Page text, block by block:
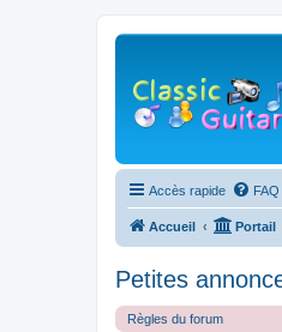
Accès rapide FAQ
Accueil Portail
Petites
Règles du forum